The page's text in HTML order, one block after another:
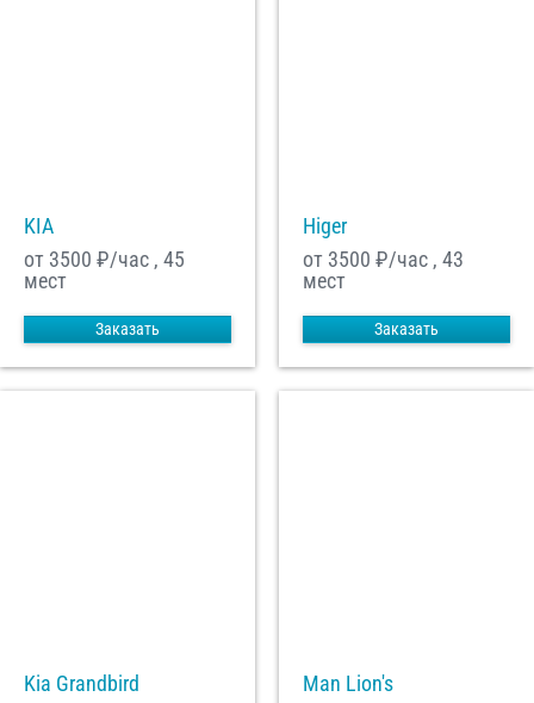
KIA
от 3500 ₽/час , 45
мест
Заказать
Higer
от 3500 ₽/час , 43
мест
Заказать
Kia Grandbird
Man Lion's